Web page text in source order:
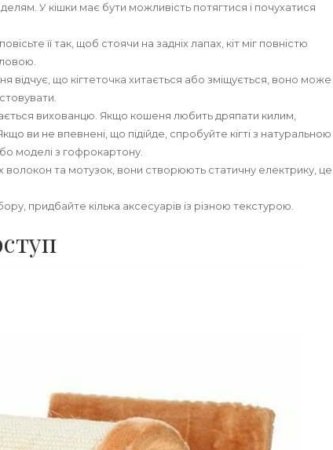
У кішки має бути можливість потягтися і почухатися
її так, щоб стоячи на задніх лапах, кіт міг повністю
відчує, що кігтеточка хитається або зміщується, воно може
вихованцю. Якщо кошеня любить дряпати килим,
ви не впевнені, що підійде, спробуйте кігті з натуральною
моделі з гофрокартону.
волокон та мотузок, вони створюють статичну електрику, це
придбайте кілька аксесуарів із різною текстурою.